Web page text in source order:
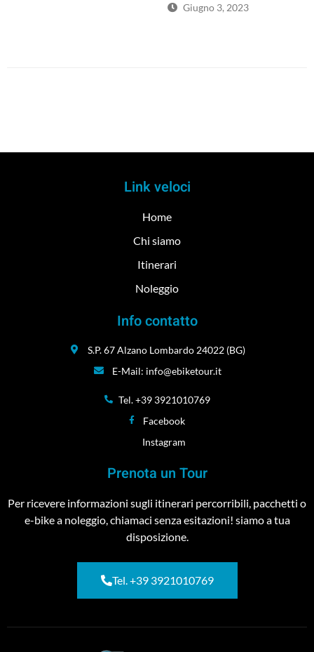
Giugno 3, 2023
Link veloci
Home
Chi siamo
Itinerari
Noleggio
Info contatto
S.P. 67 Alzano Lombardo 24022 (BG)
E-Mail: info@ebiketour.it
Tel. +39 3921010769
Facebook
Instagram
Prenota un Tour
Per ricevere informazioni sugli itinerari percorribili, pacchetti o
e-bike a noleggio, chiamaci senza esitazioni! siamo a tua
disposizione.
Tel. +39 3921010769